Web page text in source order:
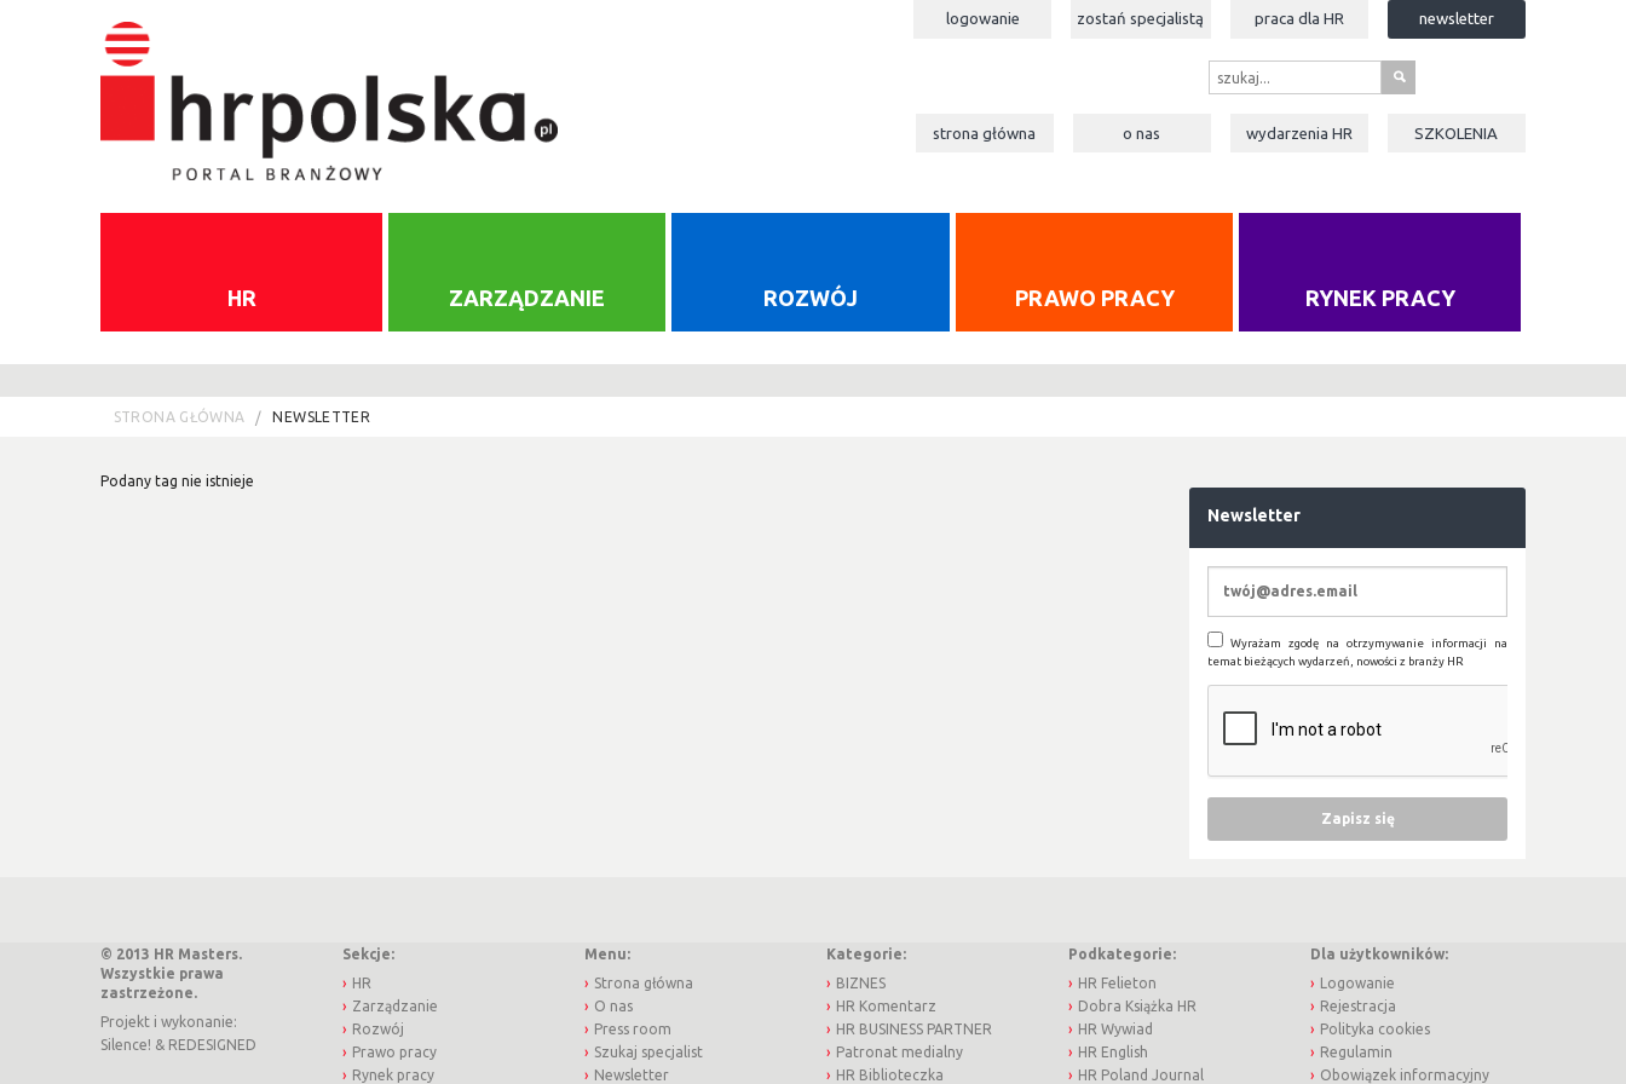
logowanie zostań specjalistą praca dla HR newsletter
s
strona główna o nas wydarzenia HR SZKOLENIA
HR ZARZĄDZANIE ROZWÓJ PRAWO PRACY RYNEK PRACY
STRONA GŁÓWNA NEWSLETTER
Podany tag nie istnieje
Newsletter
Wyrażam zgodę na otrzymywanie informacji na
temat bieżących wydarzeń, nowości z branży HR
© 2013 HR Masters.
Wszystkie prawa
zastrzeżone.
Projekt i wykonanie:
Silence! & REDESIGNED
Sekcje:
HR
Zarządzanie
Rozwój
Prawo pracy
Rynek pracy
Menu:
Strona główna
O nas
Press room
Szukaj specjalist
Newsletter
Kategorie:
BIZNES
HR Komentarz
HR BUSINESS PARTNER
Patronat medialny
HR Biblioteczka
Podkategorie:
HR Felieton
Dobra Książka HR
HR Wywiad
HR English
HR Poland Journal
Dla użytkowników:
Logowanie
Rejestracja
Polityka cookies
Regulamin
Obowiązek informacyjny